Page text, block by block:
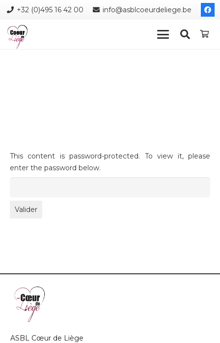
+32 (0)495 16 42 00 info@asblcoeurdeliege.be
This content is password-protected. To view it, please
enter the password below.
ASBL Cœur de Liège